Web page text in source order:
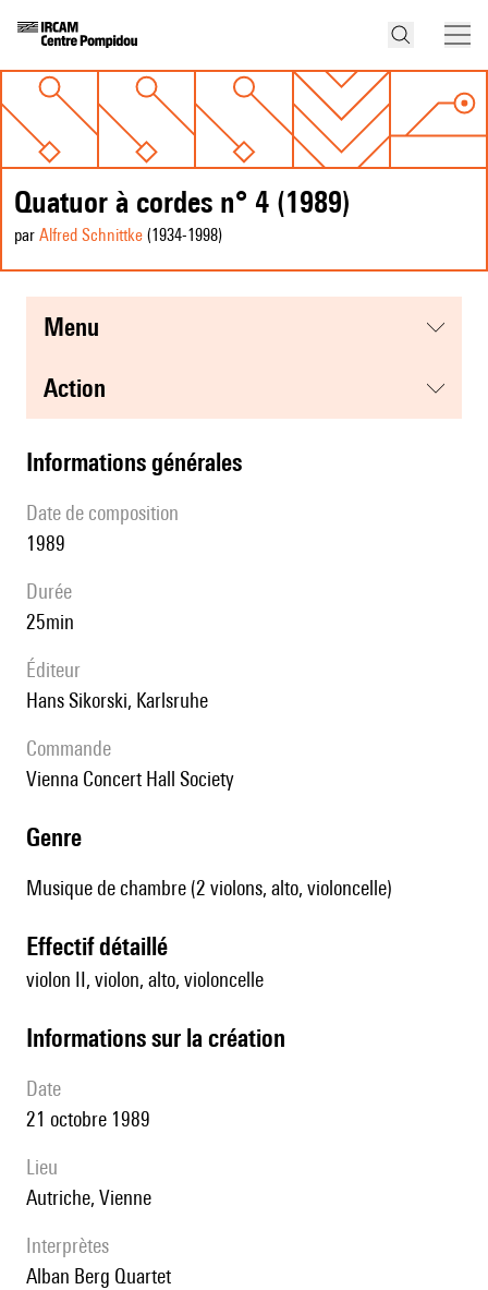
Quatuor à cordes n° 4 (1989)
par Alfred Schnittke (1934-1998)
menu
action
informations générales
date de composition
1989
durée
25min
éditeur
Hans Sikorski, Karlsruhe
Commande
Vienna Concert Hall Society
genre
Musique de chambre (2 violons, alto, violoncelle)
effectif détaillé
violon II, violon, alto, violoncelle
informations sur la création
date
21 octobre 1989
lieu
Autriche, Vienne
interprètes
Alban Berg Quartet